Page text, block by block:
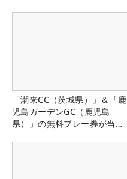
「潮来CC（茨城県）」＆「鹿
児島ガーデンGC（鹿児島
県）」の無料プレー券が当た